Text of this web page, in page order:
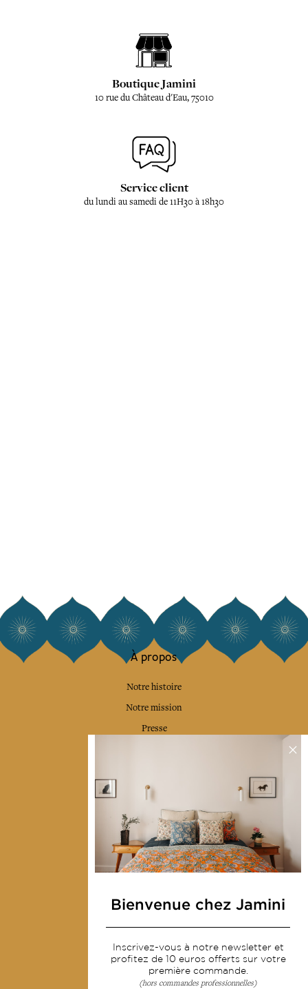
Boutique Jamini
10 rue du Château d'Eau, 75010
Service client
du lundi au samedi de 11H30 à 18h30
À propos
Notre histoire
Notre mission
Presse
Collections
Déco & Linge de maison
Linge de table
Sacs & pochettes
Services
Livraison & retour
CGV
Bienvenue chez Jamini
Inscrivez-vous à notre newsletter et
profitez de 10 euros offerts sur votre
première commande.
(hors commandes professionnelles)